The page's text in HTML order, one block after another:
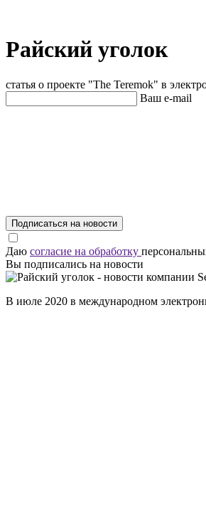
Райский уголок
статья о проекте "The Teremok" в
Ваш e-mail
Подписаться на новости
Даю согласие на обработку
Вы подписались на новости
В июле 2020 в международном